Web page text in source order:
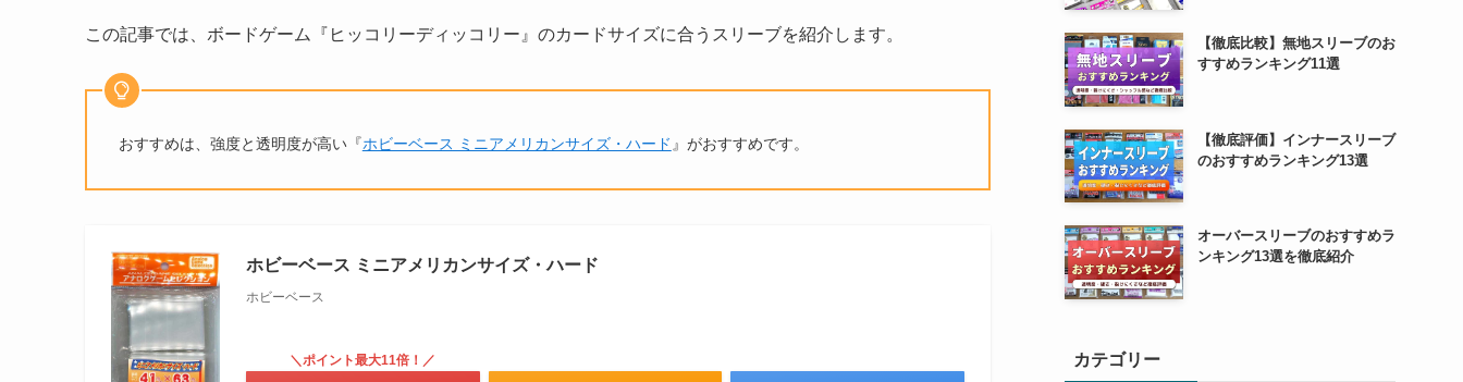
この記事では、ボードゲーム『ヒッコリーディッコリー』のカードサイズに合うスリーブを紹介します。
おすすめは、強度と透明度が高い『ホビーベース ミニアメリカンサイズ・ハード 』がおすすめです。
ホビーベース ミニアメリカンサイズ・ハード
ホビーベース
＼ポイント最大11倍！／
【徹底比較】無地スリーブのお
すすめランキング11選
【徹底評価】インナースリーブ
のおすすめランキング13選
オーバースリーブのおすすめラ
ンキング13選を徹底紹介
カテゴリー